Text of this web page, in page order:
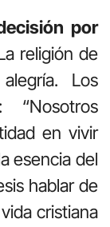
por
religión de
Los
“Nosotros
en vivir
esencia del
hablar de
cristiana